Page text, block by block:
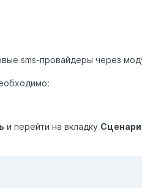
sms-провайдеры через
и перейти на вкладку